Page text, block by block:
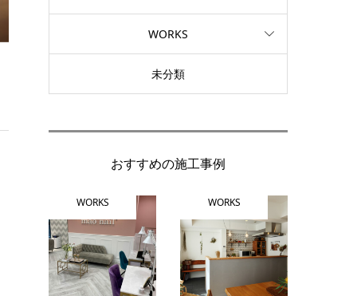
WORKS
未分類
おすすめの施工事例
WORKS WORKS